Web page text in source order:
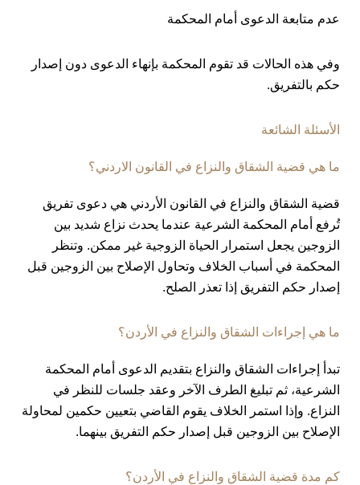
عدم متابعة الدعوى أمام المحكمة
وفي هذه الحالات قد تقوم المحكمة بإنهاء الدعوى دون إصدار
حكم بالتفريق.
الأسئلة الشائعة
ما هي قضية الشقاق والنزاع في القانون الاردني؟
قضية الشقاق والنزاع في القانون الأردني هي دعوى تفريق
تُرفع أمام المحكمة الشرعية عندما يحدث نزاع شديد بين
الزوجين يجعل استمرار الحياة الزوجية غير ممكن. وتنظر
المحكمة في أسباب الخلاف وتحاول الإصلاح بين الزوجين قبل
إصدار حكم التفريق إذا تعذر الصلح.
ما هي إجراءات الشقاق والنزاع في الأردن؟
تبدأ إجراءات الشقاق والنزاع بتقديم الدعوى أمام المحكمة
الشرعية، ثم تبليغ الطرف الآخر وعقد جلسات للنظر في
النزاع. وإذا استمر الخلاف يقوم القاضي بتعيين حكمين لمحاولة
الإصلاح بين الزوجين قبل إصدار حكم التفريق بينهما.
كم مدة قضية الشقاق والنزاع في الأردن؟